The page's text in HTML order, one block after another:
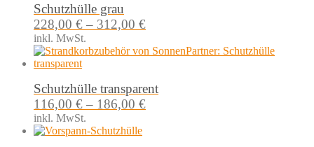
Schutzhülle grau
228,00 € – 312,00 €
inkl. MwSt.
Schutzhülle transparent
116,00 € – 186,00 €
inkl. MwSt.